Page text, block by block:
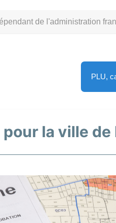
de l'administration
PLU,
la ville